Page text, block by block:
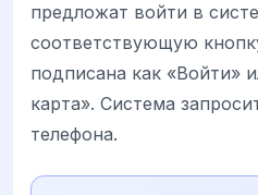
предложат войти в
соответствующую
подписана как «Войти»
карта». Система
телефона.